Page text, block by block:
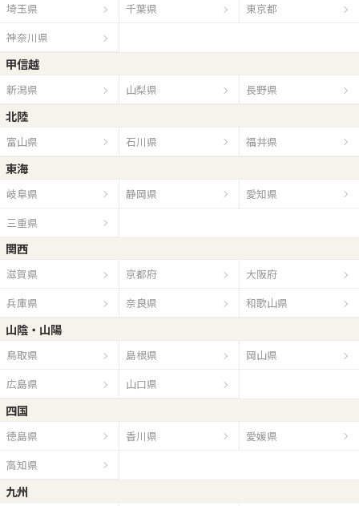
埼玉県
千葉県
東京都
神奈川県
甲信越
新潟県 山梨県 長野県
北陸
富山県 石川県 福井県
東海
岐阜県 静岡県
愛知県
三重県
関西
滋賀県 京都府
大阪府
兵庫県
奈良県 和歌山県
山陰・山陽
鳥取県 島根県
岡山県
広島県
山口県
四国
徳島県 香川県
愛媛県
高知県
九州